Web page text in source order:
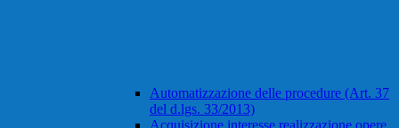
Automatizzazione delle procedure (Art. 37
del d.lgs. 33/2013)